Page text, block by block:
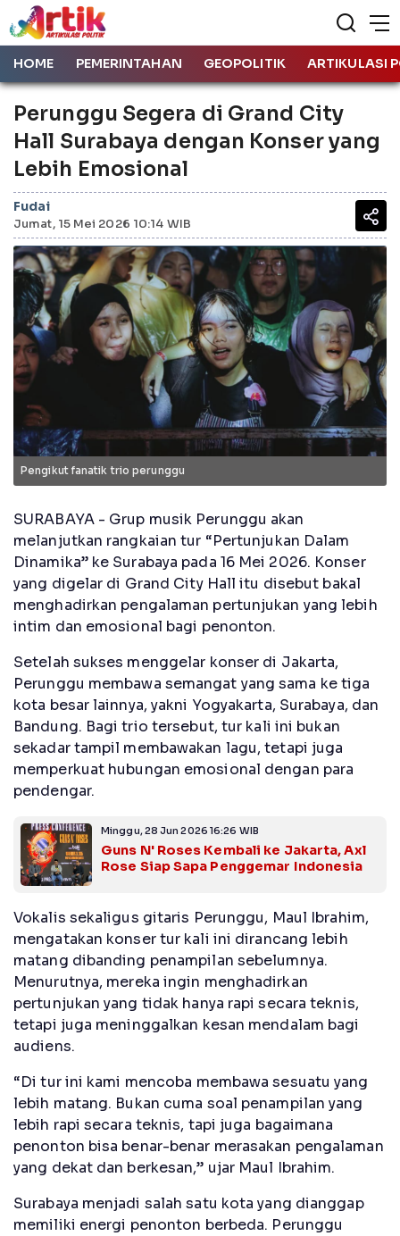
HOME PEMERINTAHAN GEOPOLITIK ARTIKULASI
Perunggu Segera di Grand City
Hall Surabaya dengan Konser yang
Lebih Emosional
Fudai
Jumat, 15 Mei 2026 10:14 WIB
Pengikut fanatik trio perunggu
SURABAYA - Grup musik Perunggu akan
melanjutkan rangkaian tur “Pertunjukan Dalam
Dinamika” ke Surabaya pada 16 Mei 2026. Konser
yang digelar di Grand City Hall itu disebut bakal
menghadirkan pengalaman pertunjukan yang lebih
intim dan emosional bagi penonton.
Setelah sukses menggelar konser di Jakarta,
Perunggu membawa semangat yang sama ke tiga
kota besar lainnya, yakni Yogyakarta, Surabaya, dan
Bandung. Bagi trio tersebut, tur kali ini bukan
sekadar tampil membawakan lagu, tetapi juga
memperkuat hubungan emosional dengan para
pendengar.
Minggu, 28 Jun 2026 16:26 WIB
Guns N' Roses Kembali ke Jakarta, Axl
Rose Siap Sapa Penggemar Indonesia
Vokalis sekaligus gitaris Perunggu, Maul Ibrahim,
mengatakan konser tur kali ini dirancang lebih
matang dibanding penampilan sebelumnya.
Menurutnya, mereka ingin menghadirkan
pertunjukan yang tidak hanya rapi secara teknis,
tetapi juga meninggalkan kesan mendalam bagi
audiens.
“Di tur ini kami mencoba membawa sesuatu yang
lebih matang. Bukan cuma soal penampilan yang
lebih rapi secara teknis, tapi juga bagaimana
penonton bisa benar-benar merasakan pengalaman
yang dekat dan berkesan,” ujar Maul Ibrahim.
Surabaya menjadi salah satu kota yang dianggap
memiliki energi penonton berbeda. Perunggu